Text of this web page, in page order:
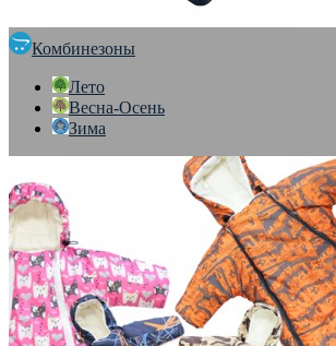
Комбинезоны
Лето
Весна-Осень
Зима